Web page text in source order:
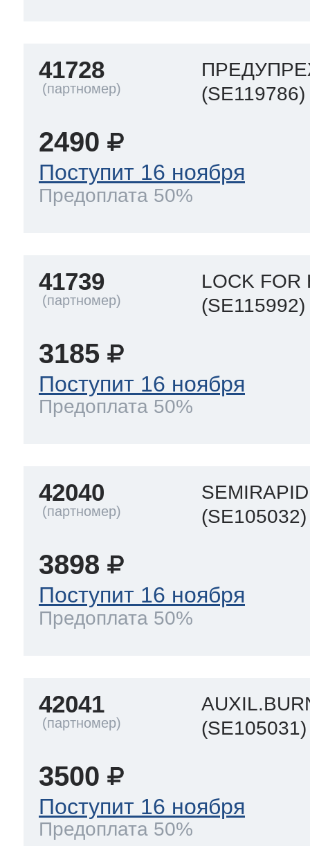
41728
(SE119786)
2490
Поступит 16 ноября
Предоплата 50%
41739
LOCK FOR
(SE115992)
3185
Поступит 16 ноября
Предоплата 50%
42040
(SE105032)
3898
Поступит 16 ноября
Предоплата 50%
42041
(SE105031)
3500
Поступит 16 ноября
Предоплата 50%